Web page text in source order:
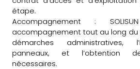
étape.
Accompagnement :
accompagnement tout au long du
démarches administratives,
panneaux, et l’obtention
nécessaires.